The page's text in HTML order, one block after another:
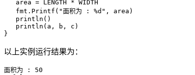
   area = LENGTH * WIDTH
   fmt.Printf("面积为 : %d", area)
   println()
   println(a, b, c)
以上实例运行结果为：
面积为 : 50